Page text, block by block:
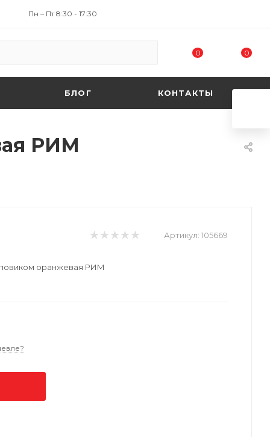
Пн – Пт 8:30 - 17:30
0 0
БЛОГ КОНТАКТЫ
РИМ
Артикул: 105669
оранжевая РИМ